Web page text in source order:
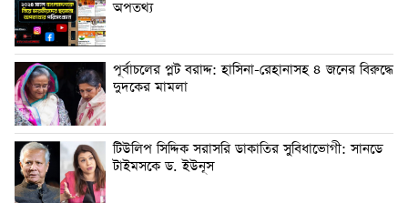
অপতথ্য
পূর্বাচলের প্লট বরাদ্দ: হাসিনা-রেহানাসহ ৪ জনের বিরুদ্ধে
দুদকের মামলা
টিউলিপ সিদ্দিক সরাসরি ডাকাতির সুবিধাভোগী: সানডে
টাইমসকে ড. ইউনূস